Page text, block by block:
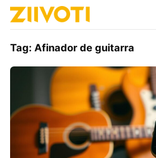
Tag: Afinador de guitarra